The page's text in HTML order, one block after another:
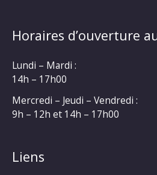
Horaires d’ouverture
Lundi – Mardi :
14h – 17h00
Mercredi – Jeudi – Vendredi :
9h – 12h et 14h – 17h00
Liens